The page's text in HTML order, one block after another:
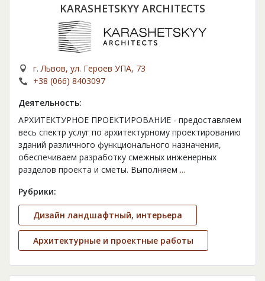
KARASHETSKYY ARCHITECTS
г. Львов, ул. Героев УПА, 73
+38 (066) 8403097
Деятельность:
АРХИТЕКТУРНОЕ ПРОЕКТИРОВАНИЕ - предоставляем
весь спектр услуг по архитектурному проектированию
зданий различного функционального назначения,
обеспечиваем разработку смежных инженерных
разделов проекта и сметы. Выполняем ...
Рубрики:
Дизайн ландшафтный, интерьера
Архитектурные и проектные работы